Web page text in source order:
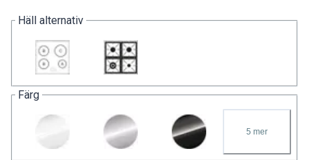
Häll alternativ
Färg
5 mer